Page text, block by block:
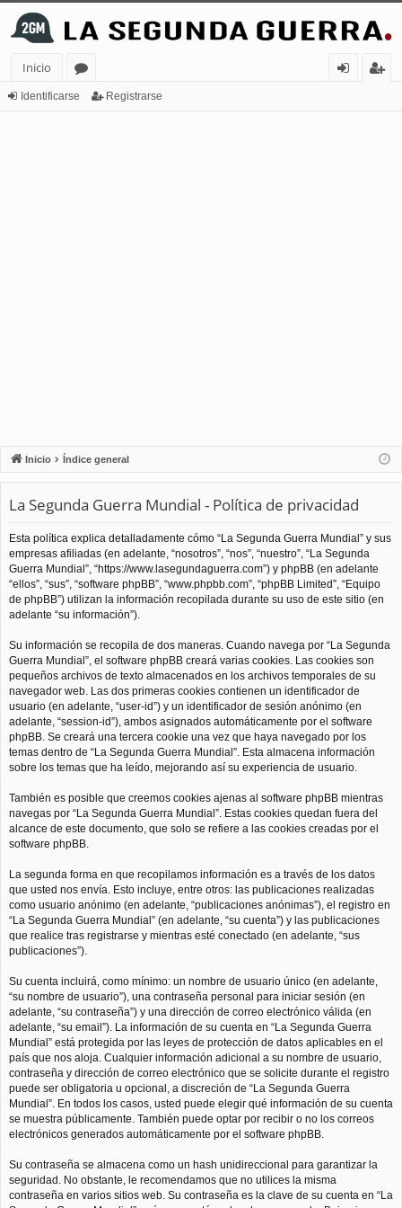
Inicio
or
Identificarse Registrarse
Inicio Índice general
La Segunda Guerra Mundial - Política de privacidad
Esta política explica detalladamente cómo “La Segunda Guerra Mundial” y sus
empresas afiliadas (en adelante, “nosotros”, “nos”, “nuestro”, “La Segunda
Guerra Mundial”, “https://www.lasegundaguerra.com”) y phpBB (en adelante
“ellos”, “sus”, “software phpBB”, “www.phpbb.com”, “phpBB Limited”, “Equipo
de phpBB”) utilizan la información recopilada durante su uso de este sitio (en
adelante “su información”).
Su información se recopila de dos maneras. Cuando navega por “La Segunda
Guerra Mundial”, el software phpBB creará varias cookies. Las cookies son
pequeños archivos de texto almacenados en los archivos temporales de su
navegador web. Las dos primeras cookies contienen un identificador de
usuario (en adelante, “user-id”) y un identificador de sesión anónimo (en
adelante, “session-id”), ambos asignados automáticamente por el software
phpBB. Se creará una tercera cookie una vez que haya navegado por los
temas dentro de “La Segunda Guerra Mundial”. Esta almacena información
sobre los temas que ha leído, mejorando así su experiencia de usuario.
También es posible que creemos cookies ajenas al software phpBB mientras
navegas por “La Segunda Guerra Mundial”. Estas cookies quedan fuera del
alcance de este documento, que solo se refiere a las cookies creadas por el
software phpBB.
La segunda forma en que recopilamos información es a través de los datos
que usted nos envía. Esto incluye, entre otros: las publicaciones realizadas
como usuario anónimo (en adelante, “publicaciones anónimas”), el registro en
“La Segunda Guerra Mundial” (en adelante, “su cuenta”) y las publicaciones
que realice tras registrarse y mientras esté conectado (en adelante, “sus
publicaciones”).
Su cuenta incluirá, como mínimo: un nombre de usuario único (en adelante,
“su nombre de usuario”), una contraseña personal para iniciar sesión (en
adelante, “su contraseña”) y una dirección de correo electrónico válida (en
adelante, “su email”). La información de su cuenta en “La Segunda Guerra
Mundial” está protegida por las leyes de protección de datos aplicables en el
país que nos aloja. Cualquier información adicional a su nombre de usuario,
contraseña y dirección de correo electrónico que se solicite durante el registro
puede ser obligatoria u opcional, a discreción de “La Segunda Guerra
Mundial”. En todos los casos, usted puede elegir qué información de su cuenta
se muestra públicamente. También puede optar por recibir o no los correos
electrónicos generados automáticamente por el software phpBB.
Su contraseña se almacena como un hash unidireccional para garantizar la
seguridad. No obstante, le recomendamos que no utilices la misma
contraseña en varios sitios web. Su contraseña es la clave de su cuenta en “La